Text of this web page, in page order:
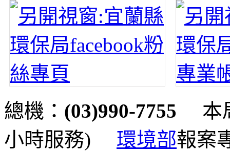
總機： (03)990-7755 本
小時服務) 環境部報案